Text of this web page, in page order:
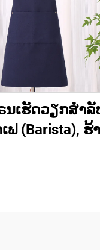
ນເຮັດວຽກສຳລັ
ຟ (Barista), ຮ້